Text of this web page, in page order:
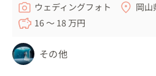
ウェディングフォト
岡山
16 〜 18 万円
その他